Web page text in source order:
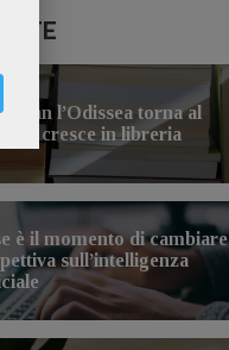
l’Odissea torna al
e cresce in libreria
è il momento di cambiare
sull’intelligenza